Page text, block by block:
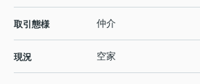
取引態様 仲介
現況 空家